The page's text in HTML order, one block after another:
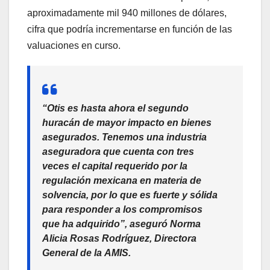
aproximadamente mil 940 millones de dólares,
cifra que podría incrementarse en función de las
valuaciones en curso.
“Otis es hasta ahora el segundo
huracán de mayor impacto en bienes
asegurados. Tenemos una industria
aseguradora que cuenta con tres
veces el capital requerido por la
regulación mexicana en materia de
solvencia, por lo que es fuerte y sólida
para responder a los compromisos
que ha adquirido”, aseguró Norma
Alicia Rosas Rodríguez, Directora
General de la AMIS.